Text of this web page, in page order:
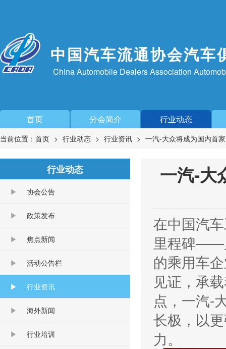
中国汽车流通协会汽车
China Automobile Dealers Association
首页 分会简介 行业动态
当前位置： 首页 行业动态 行业资讯 一汽-大众将成为国内首
行业动态
协会公告
政策发布
焦点新闻
活动公告栏
行业资讯
海外新闻
行业培训
一汽-大
在中国汽
里程碑——
的乘用车
见证，承
点，一汽-
长极，以
力。